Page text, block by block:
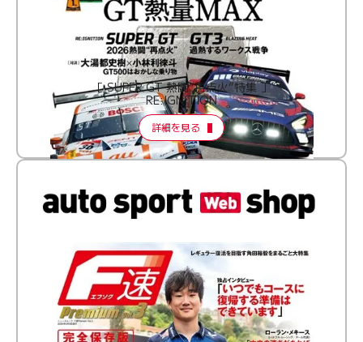
［ SUPER GT 熱闘“再点火”特集 ］
RE:IGNITION
詳細を見る